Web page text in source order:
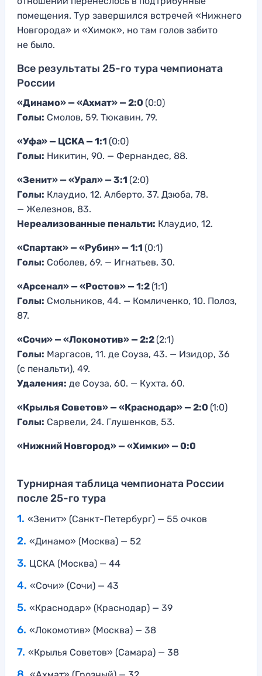
помещения. Тур завершился встречей «Нижнего
Новгорода» и «Химок», но там голов забито
не было.
Все результаты 25-го тура чемпионата
России
«Динамо» — «Ахмат» — 2:0 (0:0)
Голы: Смолов, 59. Тюкавин, 79.
«Уфа» — ЦСКА — 1:1 (0:0)
Голы: Никитин, 90. — Фернандес, 88.
«Зенит» — «Урал» — 3:1 (2:0)
Голы: Клаудио, 12. Алберто, 37. Дзюба, 78.
— Железнов, 83.
Нереализованные пенальти: Клаудио, 12.
«Спартак» — «Рубин» — 1:1 (0:1)
Голы: Соболев, 69. — Игнатьев, 30.
«Арсенал» — «Ростов» — 1:2 (1:1)
Голы: Смольников, 44. — Комличенко, 10. Полоз,
87.
«Сочи» — «Локомотив» — 2:2 (2:1)
Голы: Маргасов, 11. де Соуза, 43. — Изидор, 36
(с пенальти), 49.
Удаления: де Соуза, 60. — Кухта, 60.
«Крылья Советов» — «Краснодар» — 2:0 (1:0)
Голы: Сарвели, 24. Глушенков, 53.
«Нижний Новгород» — «Химки» — 0:0
Турнирная таблица чемпионата России
после 25-го тура
«Зенит» (Санкт-Петербург) — 55 очков
«Динамо» (Москва) — 52
ЦСКА (Москва) — 44
«Сочи» (Сочи) — 43
«Краснодар» (Краснодар) — 39
«Локомотив» (Москва) — 38
«Крылья Советов» (Самара) — 38